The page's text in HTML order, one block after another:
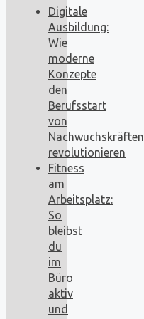
Digitale
Ausbildung:
Wie
moderne
Konzepte
den
Berufsstart
von
Nachwuchskräften
revolutionieren
Fitness
am
Arbeitsplatz:
So
bleibst
du
im
Büro
aktiv
und